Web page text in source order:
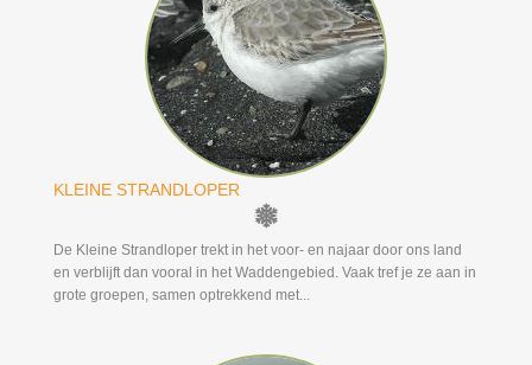
KLEINE STRANDLOPER
De Kleine Strandloper trekt in het voor- en najaar door ons land
en verblijft dan vooral in het Waddengebied. Vaak tref je ze aan in
grote groepen, samen optrekkend met...